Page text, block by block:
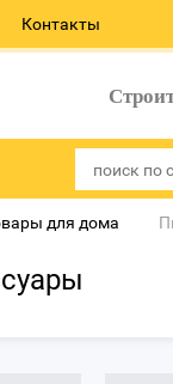
Контакты
для дома